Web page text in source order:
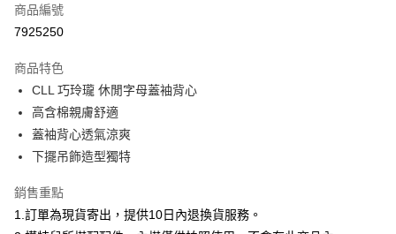
信用卡分期付款
合作金庫商業銀行
華南商業銀行
上海商業儲蓄銀行
國泰世華商業銀行
臺灣中小企業銀行
聯邦商業銀行
元大商業銀行
永豐商業銀行
超商取貨付款
LINE Pay
Apple Pay
悠遊付
商品編號
7925250
商品特色
CLL 巧玲瓏 休閒字母蓋袖背心
高含棉親膚舒適
蓋袖背心透氣涼爽
下擺吊飾造型獨特
銷售重點
1.訂單為現貨寄出，提供10日內退換貨服務。